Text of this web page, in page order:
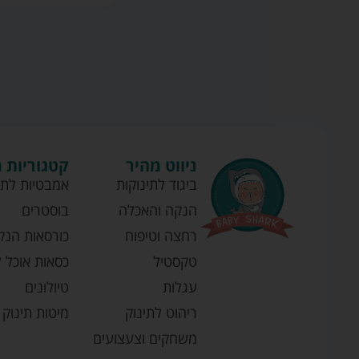
ניווט מהיר
ביגוד לתינוקות
הנקה והאכלה
רחצה וטיפוח
טקסטיל
עגלות
ריהוט לתינוק
משחקים וצעצועים
אמבטיות
בוסטרים
כורסאות
כסאות אוכל
טיולונים
מיטות תינוק